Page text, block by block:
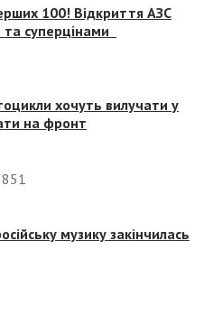
100! Відкриття АЗС
та суперцінами
хочуть вилучати у
на фронт
851
музику закінчилась